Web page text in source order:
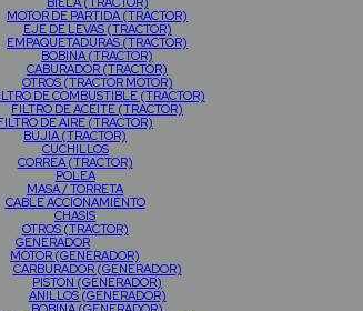
MOTOR DE PARTIDA (TRACTOR)
EJE DE LEVAS (TRACTOR)
EMPAQUETADURAS (TRACTOR)
BOBINA (TRACTOR)
CABURADOR (TRACTOR)
OTROS (TRACTOR MOTOR)
DE COMBUSTIBLE (TRACTOR)
FILTRO DE ACEITE (TRACTOR)
DE AIRE (TRACTOR)
BUJIA (TRACTOR)
CUCHILLOS
CORREA (TRACTOR)
POLEA
MASA / TORRETA
CABLE ACCIONAMIENTO
CHASIS
OTROS (TRACTOR)
GENERADOR
MOTOR (GENERADOR)
CARBURADOR (GENERADOR)
PISTON (GENERADOR)
ANILLOS (GENERADOR)